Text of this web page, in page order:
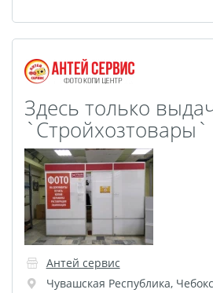
домик
Календари настенные с
блоком
Елочный шарик
(новогод. игрушки)
Календарь карманный
Письмо от Деда Мороза
Таблички на
автомобиль
Номер на коляску
Здесь только
`Стройхозтовары`
Антей сервис
Чувашская Республика,